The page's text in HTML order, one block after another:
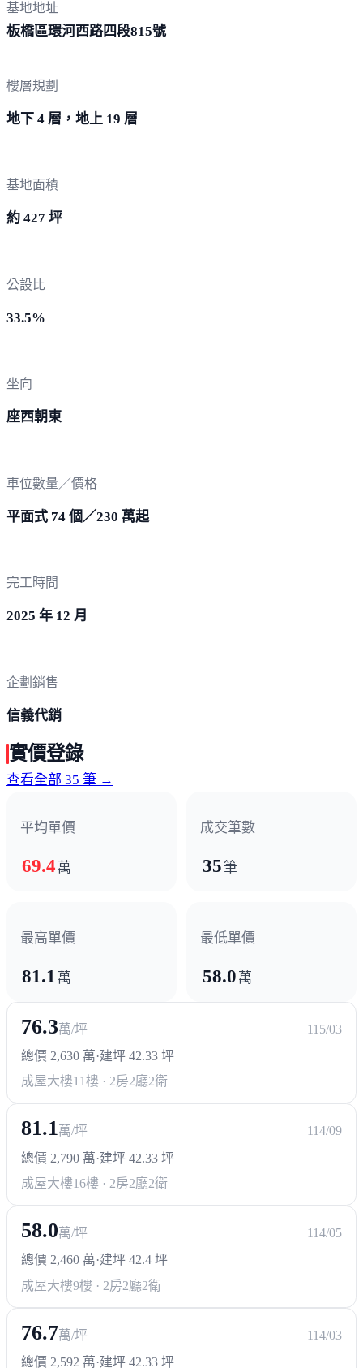
基地地址
板橋區環河西路四段815號
樓層規劃
地下 4 層，地上 19 層
基地面積
約 427 坪
公設比
33.5%
坐向
座西朝東
車位數量／價格
平面式 74 個／230 萬起
完工時間
2025 年 12 月
企劃銷售
信義代銷
實價登錄
查看全部 35 筆 →
平均單價
69.4 萬
成交筆數
35筆
最高單價
81.1 萬
最低單價
58.0 萬
76.3萬/坪
115/03
總價 2,630 萬·建坪 42.33 坪
成屋大樓11樓 · 2房2廳2衛
81.1萬/坪
114/09
總價 2,790 萬·建坪 42.33 坪
成屋大樓16樓 · 2房2廳2衛
58.0萬/坪
114/05
總價 2,460 萬·建坪 42.4 坪
成屋大樓9樓 · 2房2廳2衛
76.7萬/坪
114/03
總價 2,592 萬·建坪 42.33 坪